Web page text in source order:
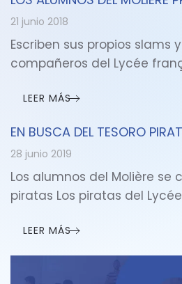
21 junio 2018
Escriben sus propios slams
compañeros del Lycée
LEER MÁS
EN BUSCA DEL TESORO
28 junio 2019
Los alumnos del Molière se
piratas Los piratas del
LEER MÁS